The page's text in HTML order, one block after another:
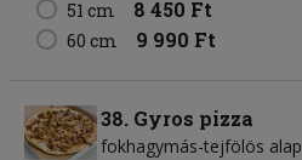
51 cm 8 450 Ft
60 cm 9 990 Ft
38. Gyros pizza
fokhagymás-tejfölös alap